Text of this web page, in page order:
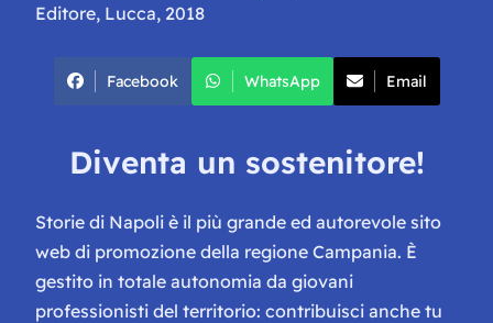
Editore, Lucca, 2018
Facebook WhatsApp Email
Diventa un sostenitore!
Storie di Napoli è il più grande ed autorevole sito
web di promozione della regione Campania. È
gestito in totale autonomia da giovani
professionisti del territorio: contribuisci anche tu